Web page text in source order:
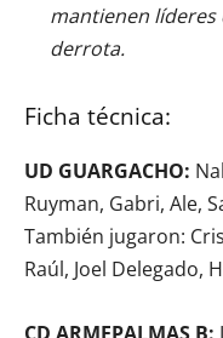
mantienen líderes
derrota.
Ficha técnica:
UD GUARGACHO:
Ruyman, Gabri, Ale,
También jugaron:
Raúl, Joel Delegado,